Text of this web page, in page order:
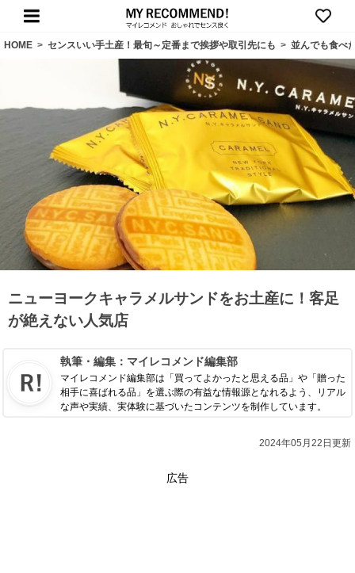
HOME > センスいい手土産！最旬～定番まで挨拶や取引先にも > 並んでも食べ
ニューヨークキャラメルサンドをお土産に！客足
が絶えない人気店
執筆・編集： マイレコメンド編集部
マイレコメンド編集部は「買ってよかったと思える品」や「贈った
相手に喜ばれる品」を選ぶ際の有益な情報源となれるよう、リアル
な声や実績、実体験に基づいたコンテンツを制作しています。
2024年05月22日更新
広告